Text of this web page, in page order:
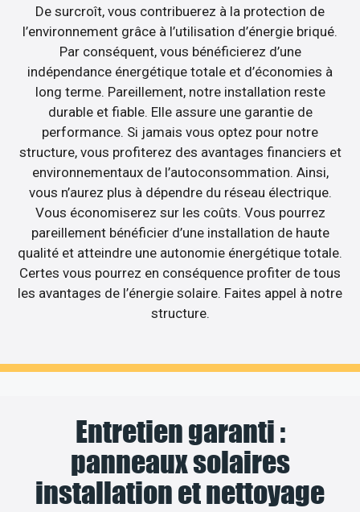
De surcroît, vous contribuerez à la protection de
l’environnement grâce à l’utilisation d’énergie briqué.
Par conséquent, vous bénéficierez d’une
indépendance énergétique totale et d’économies à
long terme. Pareillement, notre installation reste
durable et fiable. Elle assure une garantie de
performance. Si jamais vous optez pour notre
structure, vous profiterez des avantages financiers et
environnementaux de l’autoconsommation. Ainsi,
vous n’aurez plus à dépendre du réseau électrique.
Vous économiserez sur les coûts. Vous pourrez
pareillement bénéficier d’une installation de haute
qualité et atteindre une autonomie énergétique totale.
Certes vous pourrez en conséquence profiter de tous
les avantages de l’énergie solaire. Faites appel à notre
structure.
Entretien garanti :
panneaux solaires
installation et nettoyage